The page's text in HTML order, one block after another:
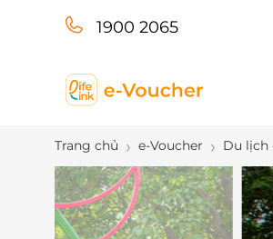
1900 2065
Trang chủ e-Voucher Du lịch